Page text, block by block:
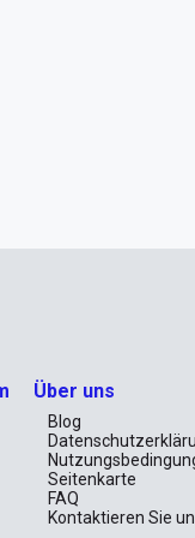
Über uns
Blog
Seitenkarte
FAQ
Kontaktieren Sie